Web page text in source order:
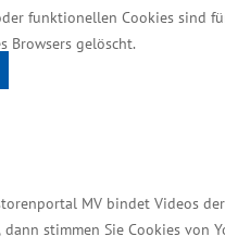
funktionellen Cookies sind
Browsers gelöscht.
MV bindet Videos
dann stimmen Sie Cookies von
die Anbindung an
Die
der
(EFRE).
zur